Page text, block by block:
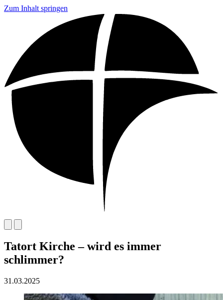
Zum Inhalt springen
Tatort Kirche – wird es immer
schlimmer?
31.03.2025